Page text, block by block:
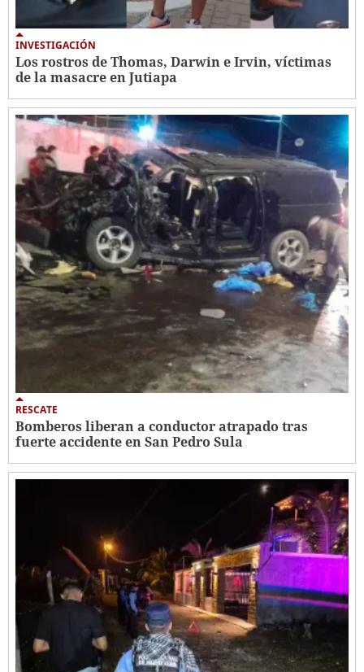
INVESTIGACIÓN
Los rostros de Thomas, Darwin e Irvin, víctimas
de la masacre en Jutiapa
RESCATE
Bomberos liberan a conductor atrapado tras
fuerte accidente en San Pedro Sula